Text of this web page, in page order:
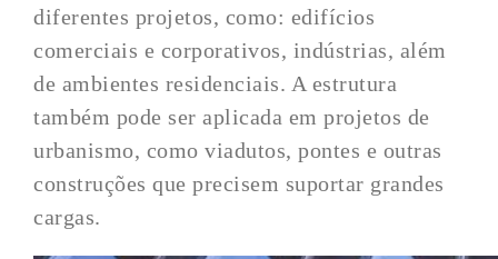
diferentes projetos, como: edifícios
comerciais e corporativos, indústrias, além
de ambientes residenciais. A estrutura
também pode ser aplicada em projetos de
urbanismo, como viadutos, pontes e outras
construções que precisem suportar grandes
cargas.